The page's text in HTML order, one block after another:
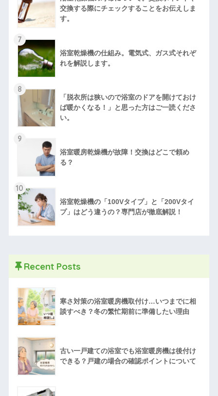
交換する際にチェックすることをお伝えしま
す。
7
浴室乾燥機の仕組み。電気式、ガス式それぞ
れを解説します。
8
「脱衣所は狭いので浴室のドアを開けておけ
ば暖かくなる！」と思った方はご一読くださ
い。
9
浴室暖房乾燥機が故障！交換はどこで頼め
る？
10
浴室乾燥機の「100Vタイプ」と「200Vタイ
プ」はどう違うの？専門店が徹底解説！
Recent Posts
寒さ対策の浴室暖房機取付け…いつまでに相
談すべき？冬の繁忙期前に準備したい理由
古い一戸建ての浴室でも浴室暖房機は後付け
できる？戸建の場合の確認ポイントについて